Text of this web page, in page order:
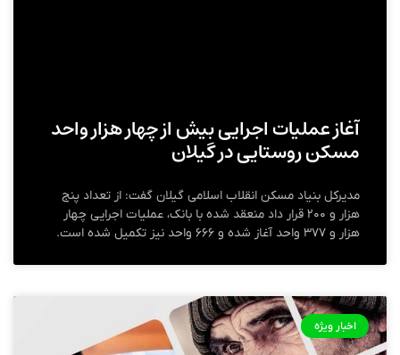
آغاز عملیات اجرایی بیش از چهار هزار واحد
مسکن روستایی در گیلان
مدیرکل بنیاد مسکن انقلاب اسلامی گیلان گفت: از تعداد پنج
هزار و ۲۰۰ قرار داد منعقد شده با بانک، عملیات اجرایی چهار
هزار و ۳۷۷ واحد آغاز شده و ۶۶۶ واحد نیز تکمیل شده است.
اخبار ویژه